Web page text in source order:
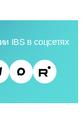
IBS в соцсетях